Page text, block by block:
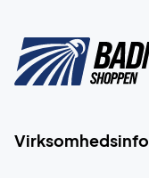
Virksomhedsinfo